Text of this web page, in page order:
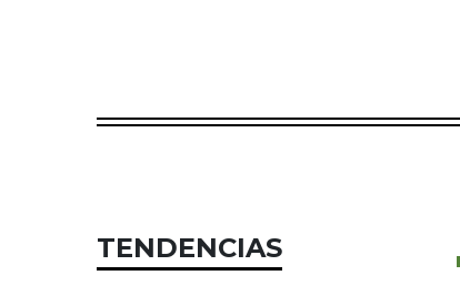
TENDENCIAS